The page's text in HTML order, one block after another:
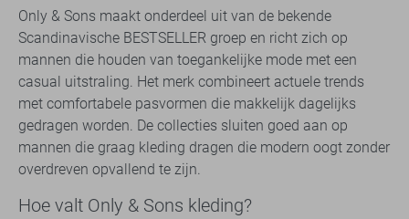
Only & Sons maakt onderdeel uit van de bekende
Scandinavische BESTSELLER groep en richt zich op
mannen die houden van toegankelijke mode met een
casual uitstraling. Het merk combineert actuele trends
met comfortabele pasvormen die makkelijk dagelijks
gedragen worden. De collecties sluiten goed aan op
mannen die graag kleding dragen die modern oogt zonder
overdreven opvallend te zijn.
Hoe valt Only & Sons kleding?